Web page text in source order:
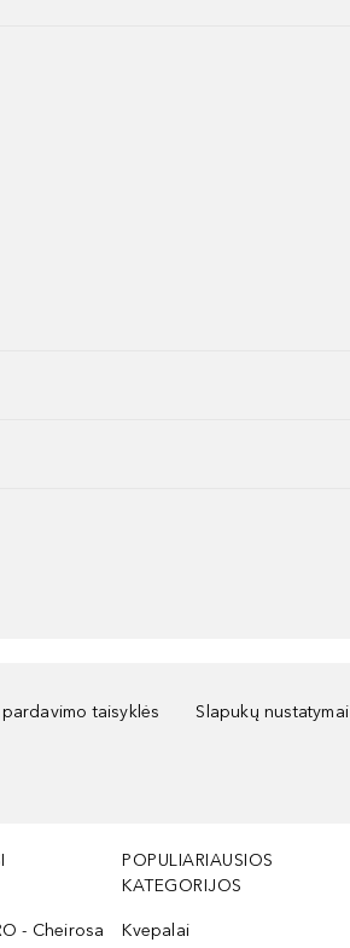
taisyklės Slapukų nustatymai
- Cheirosa
POPULIARIAUSIOS
KATEGORIJOS
Kvepalai